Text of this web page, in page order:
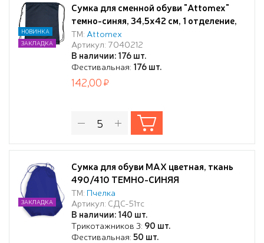
Сумка для сменной обуви "Attomex"
темно-синяя, 34,5x42 см, 1 отделение,
водоотталкивающая ткань, на
веревочной завязке,
ТМ: Attomex
Артикул: 7040212
В наличии: 176 шт.
Фестивальная: 176 шт.
НОВИНКА
ЗАКЛАДКА
142,00
Сумка для обуви MAX цветная, ткань
490/410 ТЕМНО-СИНЯЯ
ТМ: Пчелка
Артикул: СДС-51тс
В наличии: 140 шт.
Трикотажников 3: 90 шт.
Фестивальная:50 шт.
ЗАКЛАДКА